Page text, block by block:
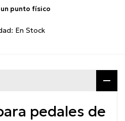
punto físico
En Stock
pedales de